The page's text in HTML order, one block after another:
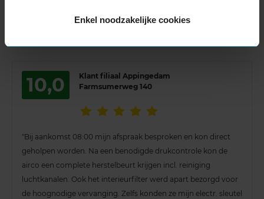
Enkel noodzakelijke cookies
10,0
Klant filiaal Appingedam
Farmsumerweg 140
"Bij aankomst 08:00 mijn afspraak besproken en kon direct
geholpen worden. Na een benodigde drukcontrole kon de
airco een complete herstelbeurt krijgen incl. reiniging
luchtkanalen. Ook het interieurfilter werd apart bezorgd voor
de hoognodige vervanging. Zelfs konden ze mijn electr. sleutel